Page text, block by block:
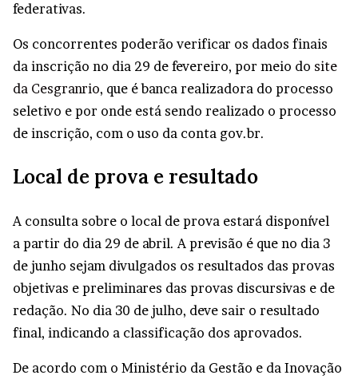
federativas.
Os concorrentes poderão verificar os dados finais
da inscrição no dia 29 de fevereiro, por meio do site
da Cesgranrio, que é banca realizadora do processo
seletivo e por onde está sendo realizado o processo
de inscrição, com o uso da conta gov.br.
Local de prova e resultado
A consulta sobre o local de prova estará disponível
a partir do dia 29 de abril. A previsão é que no dia 3
de junho sejam divulgados os resultados das provas
objetivas e preliminares das provas discursivas e de
redação. No dia 30 de julho, deve sair o resultado
final, indicando a classificação dos aprovados.
De acordo com o Ministério da Gestão e da Inovação